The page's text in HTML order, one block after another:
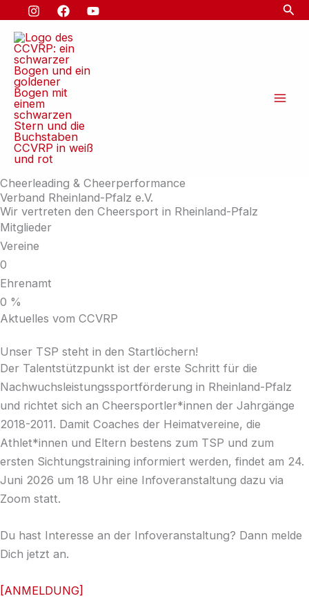
springen
Cheerleading & Cheerperformance
Verband Rheinland-Pfalz e.V.
Wir vertreten den Cheersport in Rheinland-Pfalz
Mitglieder
Vereine
0
Ehrenamt
0 %
Aktuelles vom CCVRP
Unser TSP steht in den Startlöchern!
Der Talentstützpunkt ist der erste Schritt für die
Nachwuchsleistungssportförderung in Rheinland-Pfalz
und richtet sich an Cheersportler*innen der Jahrgänge
2018-2011. Damit Coaches der Heimatvereine, die
Athlet*innen und Eltern bestens zum TSP und zum
ersten Sichtungstraining informiert werden, findet am 24.
Juni 2026 um 18 Uhr eine Infoveranstaltung dazu via
Zoom statt.
Du hast Interesse an der Infoveranstaltung? Dann melde
Dich jetzt an.
[ANMELDUNG]